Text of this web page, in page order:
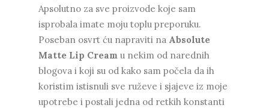
Apsolutno za sve proizvode koje sam
isprobala imate moju toplu preporuku.
Poseban osvrt ću napraviti na Absolute
Matte Lip Cream u nekim od narednih
blogova i koji su od kako sam počela da ih
koristim istisnuli sve ruževe i sjajeve iz moje
upotrebe i postali jedna od retkih konstanti